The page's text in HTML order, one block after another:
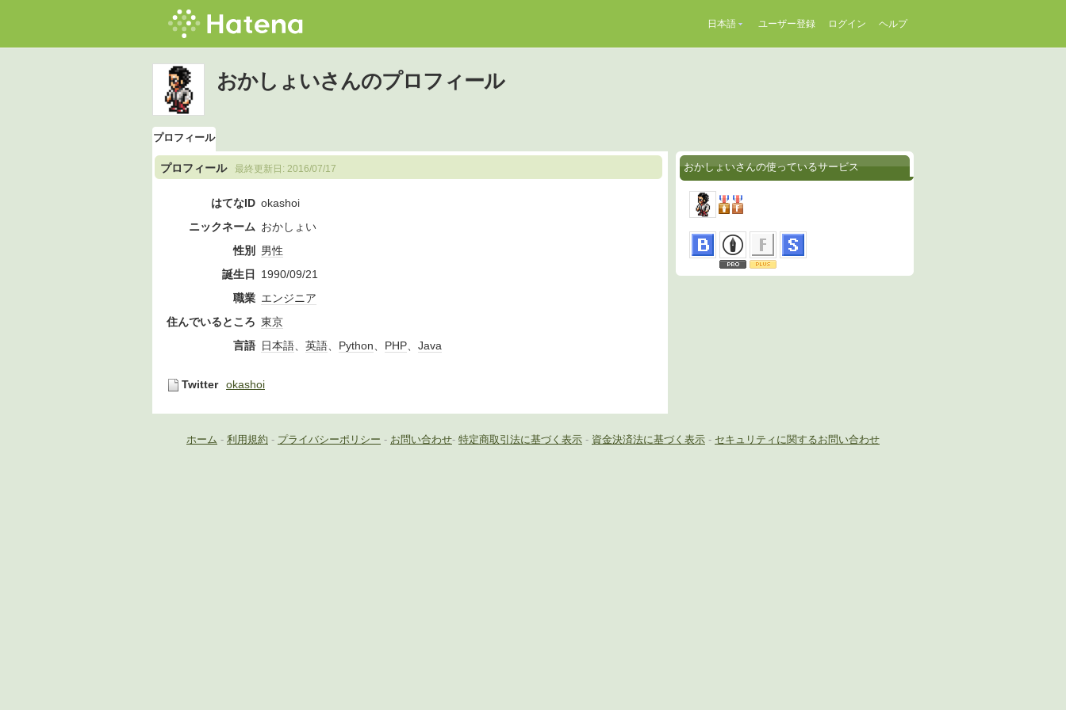
日本語 ユーザー登録 ログイン ヘルプ
おかしょいさんのプロフィール
プロフィール
プロフィール 最終更新日: 2016/07/17
はてなID okashoi
ニックネーム おかしょい
性別
男性
誕生日
1990/09/21
職業 エンジニア
住んでいるところ 東京
言語 日本語、 英語、 Python、 PHP、 Java
Twitter okashoi
おかしょいさんの使っているサービス
ホーム - 利用規約 - プライバシーポリシー - お問い合わせ- 特定商取引法に基づく表示 - 資金決済法に基づく表示 - セキュリティに関するお問い合わせ